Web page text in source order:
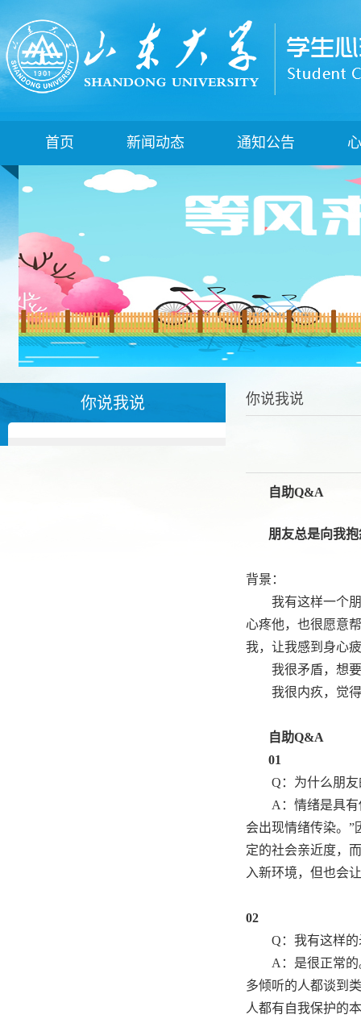
首页 新闻动态 通知公告
你说我说 你说我说
自助Q&A
朋友总是向我
背景：
我有这样一个
心疼他，也很愿意
我，让我感到身心
我很矛盾，想
我很内疚，觉
自助Q&A
01
Q：为什么朋
A：情绪是具
会出现情绪传染。
定的社会亲近度，
入新环境，但也会
02
Q：我有这样
A：是很正常
多倾听的人都谈到
人都有自我保护的